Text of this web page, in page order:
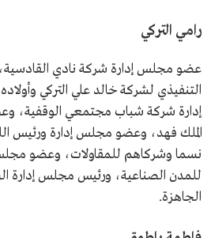
رامي التركي
عضو مجلس إدارة شركة نادي القادسية،
التنفيذي لشركة خالد علي التركي
إدارة شركة شباب مجتمعي الوقفية،
الملك فهد، وعضو مجلس إدارة ورئيس
نسما وشركاهم للمقاولات، وعضو
للمدن الصناعية، ورئيس مجلس إدارة
الجاهزة.